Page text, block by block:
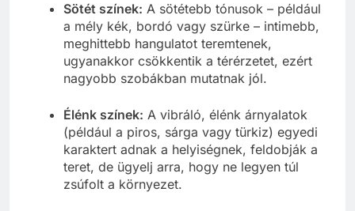
Sötét színek: A sötétebb tónusok – például
a mély kék, bordó vagy szürke – intimebb,
meghittebb hangulatot teremtenek,
ugyanakkor csökkentik a térérzetet, ezért
nagyobb szobákban mutatnak jól.
Élénk színek: A vibráló, élénk árnyalatok
(például a piros, sárga vagy türkiz) egyedi
karaktert adnak a helyiségnek, feldobják a
teret, de ügyelj arra, hogy ne legyen túl
zsúfolt a környezet.